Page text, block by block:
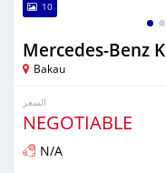
10
Mercedes‒Benz
Bakau
السعر
NEGOTIABLE
N/A